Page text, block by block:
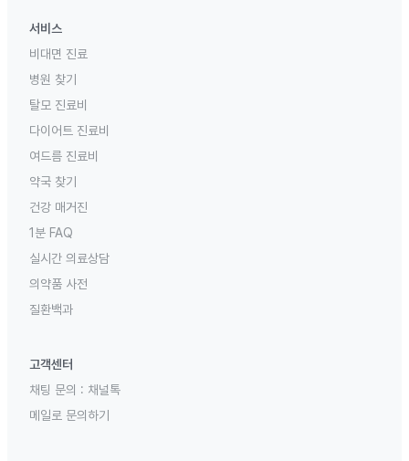
서비스
비대면 진료
병원 찾기
탈모 진료비
다이어트 진료비
여드름 진료비
약국 찾기
건강 매거진
1분 FAQ
실시간 의료상담
의약품 사전
질환백과
고객센터
채팅 문의 : 채널톡
메일로 문의하기